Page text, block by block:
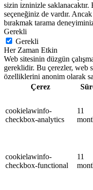
sizin izninizle saklanacaktır.
seçeneğiniz de vardır. Ancak
bırakmak tarama
Gerekli
Gerekli
Her Zaman Etkin
Web sitesinin düzgün
gereklidir. Bu çerezler, web
özelliklerini anonim olarak
Çerez
cookielawinfo-
checkbox-analytics
11
cookielawinfo-
checkbox-functional
11